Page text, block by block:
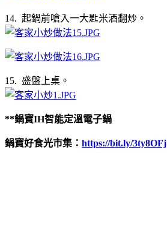
14. 起鍋前嗆入一大匙米酒翻炒。
15. 盛盤上桌。
**鍋寶IH智能定溫電子鍋
鍋寶好食光市集： https://bit.ly/3ty8OFj